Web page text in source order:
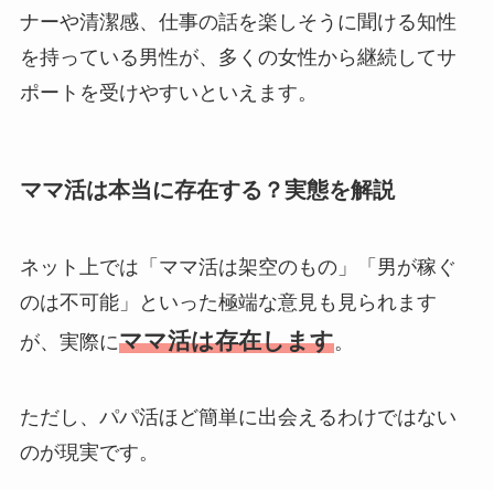
ナーや清潔感、仕事の話を楽しそうに聞ける知性
を持っている男性が、多くの女性から継続してサ
ポートを受けやすいといえます。
ママ活は本当に存在する？実態を解説
ネット上では「ママ活は架空のもの」「男が稼ぐ
のは不可能」といった極端な意見も見られます
が、実際にママ活は存在します。
ただし、パパ活ほど簡単に出会えるわけではない
のが現実です。